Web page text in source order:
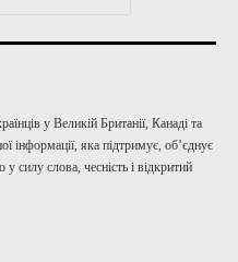
у Великій Британії, Канаді та
яка підтримує, об’єднує
силу слова, чесність і відкритий